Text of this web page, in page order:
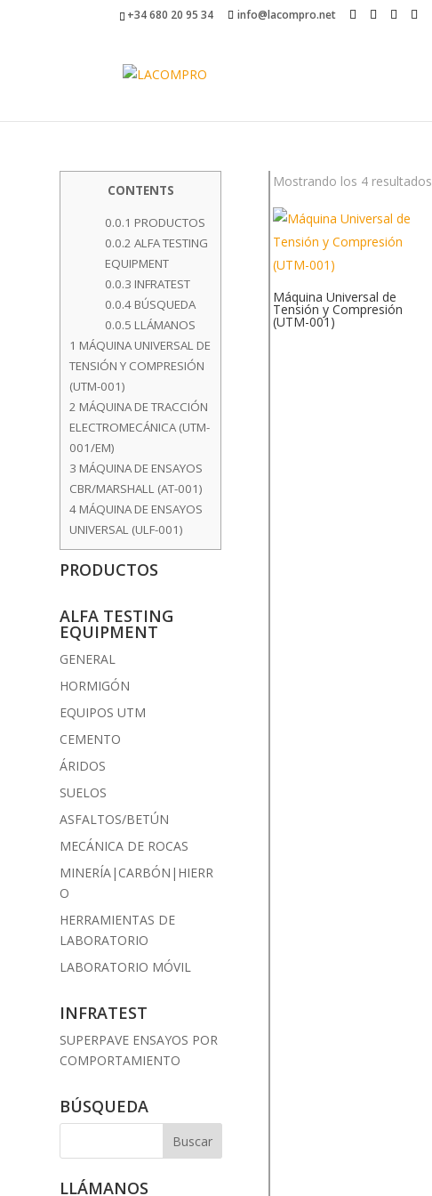
+34 680 20 95 34 info@lacompro.net
CONTENTS
0.0.1 PRODUCTOS
0.0.2 ALFA TESTING
EQUIPMENT
0.0.3 INFRATEST
0.0.4 BÚSQUEDA
0.0.5 LLÁMANOS
1 MÁQUINA UNIVERSAL DE
TENSIÓN Y COMPRESIÓN
(UTM-001)
2 MÁQUINA DE TRACCIÓN
ELECTROMECÁNICA (UTM-
001/EM)
3 MÁQUINA DE ENSAYOS
CBR/MARSHALL (AT-001)
4 MÁQUINA DE ENSAYOS
UNIVERSAL (ULF-001)
PRODUCTOS
ALFA TESTING
EQUIPMENT
GENERAL
HORMIGÓN
EQUIPOS UTM
CEMENTO
ÁRIDOS
SUELOS
ASFALTOS/BETÚN
MECÁNICA DE ROCAS
MINERÍA|CARBÓN|HIERR
O
HERRAMIENTAS DE
LABORATORIO
LABORATORIO MÓVIL
INFRATEST
SUPERPAVE ENSAYOS POR
COMPORTAMIENTO
BÚSQUEDA
LLÁMANOS
Mostrando los 4 resultados
Máquina Universal de
Tensión y Compresión
(UTM-001)